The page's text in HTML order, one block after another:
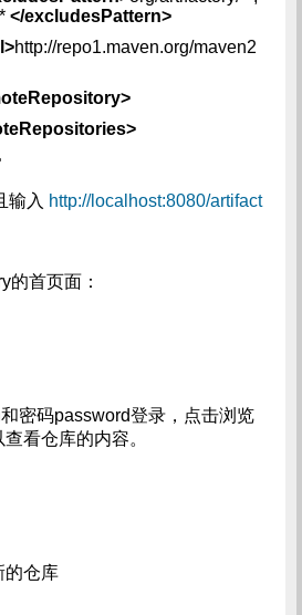
</excludesPattern>
http://repo1.maven.org/maven2
入 http://localhost:8080/artifact
首页面：
码password登录，点击浏览
看仓库的内容。
的仓库